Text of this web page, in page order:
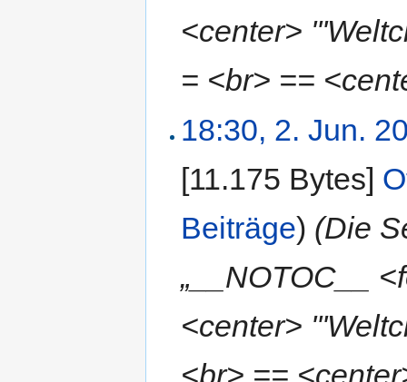
<center>
= <br> ==
18:30, 2. Jun.
[11.175 Bytes]
Beiträge) (Die
„__NOTOC__
<center>
<br> ==